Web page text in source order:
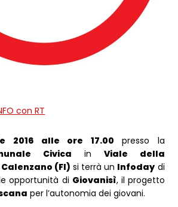
2016 alle ore 17.00 presso la
Civica in Viale della
Calenzano (FI) si terrà un Infoday di
opportunità di Giovanisì, il progetto
per l’autonomia dei giovani.